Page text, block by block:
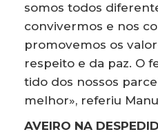
somos todos
convivermos e nos
promovemos os
respeito e da paz. O
tido dos nossos
melhor», referiu
AVEIRO NA